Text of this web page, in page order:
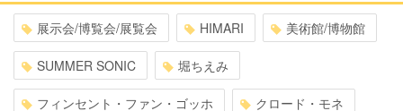
展示会/博覧会/展覧会 HIMARI 美術館/博物館
SUMMER SONIC 堀ちえみ
フィンセント・ファン・ゴッホ クロード・モネ